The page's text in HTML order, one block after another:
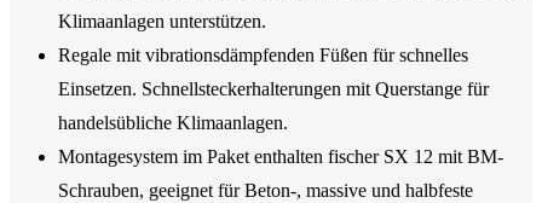
Klimaanlagen unterstützen.
Regale mit vibrationsdämpfenden Füßen für schnelles
Einsetzen. Schnellsteckerhalterungen mit Querstange für
handelsübliche Klimaanlagen.
Montagesystem im Paket enthalten fischer SX 12 mit BM-
Schrauben, geeignet für Beton-, massive und halbfeste